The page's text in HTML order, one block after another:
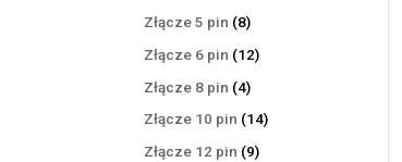
Złącze 5 pin 88
produktów
Złącze 6 pin 1212
Złącze 8 pin 44
produkty
Złącze 10 pin 1414
Złącze 12 pin 99